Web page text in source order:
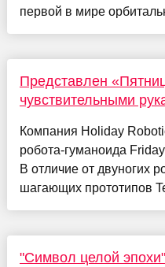
первой в мире
Представлен
чувствительными
Компания Holiday
робота-гуманоида
В отличие от двуногих
шагающих прототипов
"Символ целой